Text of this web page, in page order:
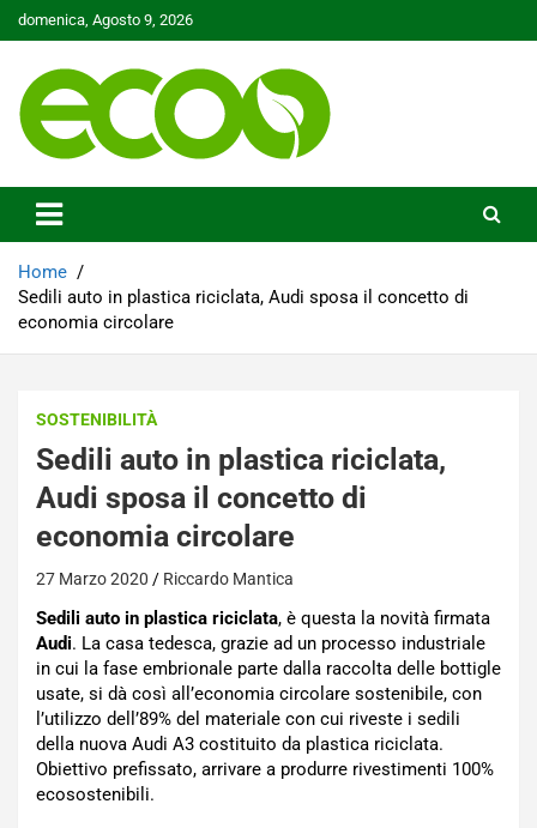
Skip
to
domenica, Agosto 9, 2026
Ecoo.it
Home
Sedili auto in plastica riciclata, Audi sposa il concetto di
economia circolare
SOSTENIBILITÀ
Sedili auto in plastica riciclata,
Audi sposa il concetto di
economia circolare
27 Marzo 2020 Riccardo Mantica
Sedili auto in plastica riciclata, è questa la novità firmata
Audi. La casa tedesca, grazie ad un processo industriale
in cui la fase embrionale parte dalla raccolta delle bottigle
usate, si dà così all’economia circolare sostenibile, con
l’utilizzo dell’89% del materiale con cui riveste i sedili
della nuova Audi A3 costituito da plastica riciclata.
Obiettivo prefissato, arrivare a produrre rivestimenti 100%
ecosostenibili.